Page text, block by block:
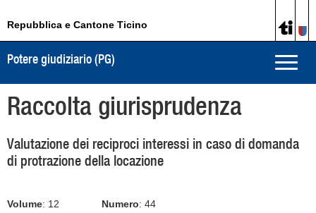
Repubblica e Cantone Ticino
Toggle
Potere giudiziario (PG)
Raccolta giurisprudenza
Valutazione dei reciproci interessi in caso di domanda
di protrazione della locazione
Volume: 12
Numero: 44